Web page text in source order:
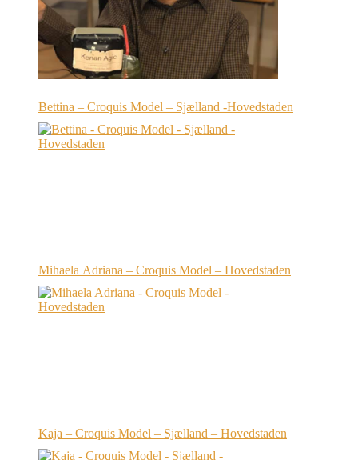
Bettina – Croquis Model – Sjælland -Hovedstaden
Mihaela Adriana – Croquis Model – Hovedstaden
Kaja – Croquis Model – Sjælland – Hovedstaden